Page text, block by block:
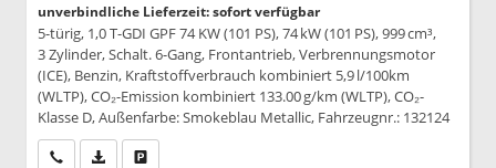
unverbindliche Lieferzeit: sofort verfügbar
5-türig, 1,0 T-GDI GPF 74 KW (101 PS), 74 kW (101 PS), 999 cm³,
3 Zylinder, Schalt. 6-Gang, Frontantrieb, Verbrennungsmotor
(ICE), Benzin, Kraftstoffverbrauch kombiniert 5,9 l/100km
(WLTP), CO₂-Emission kombiniert 133.00 g/km (WLTP), CO₂-
Klasse D, Außenfarbe: Smokeblau Metallic, Fahrzeugnr.: 132124
Wir rufen Sie anPDF-Datei, Fahrzeugexposé drucken